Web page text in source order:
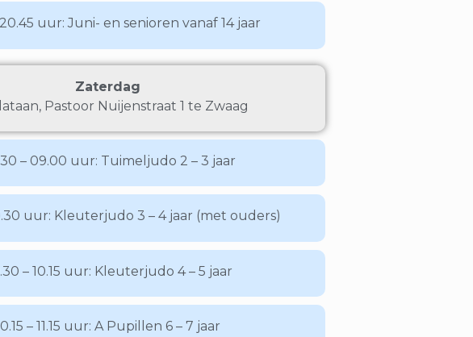
20.45 uur: Juni- en senioren vanaf 14 jaar
Zaterdag
Pastoor Nuijenstraat 1 te Zwaag
– 09.00 uur: Tuimeljudo 2 – 3 jaar
uur: Kleuterjudo 3 – 4 jaar (met ouders)
– 10.15 uur: Kleuterjudo 4 – 5 jaar
– 11.15 uur: A Pupillen 6 – 7 jaar